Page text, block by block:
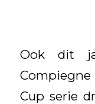
Ook dit
Cup serie